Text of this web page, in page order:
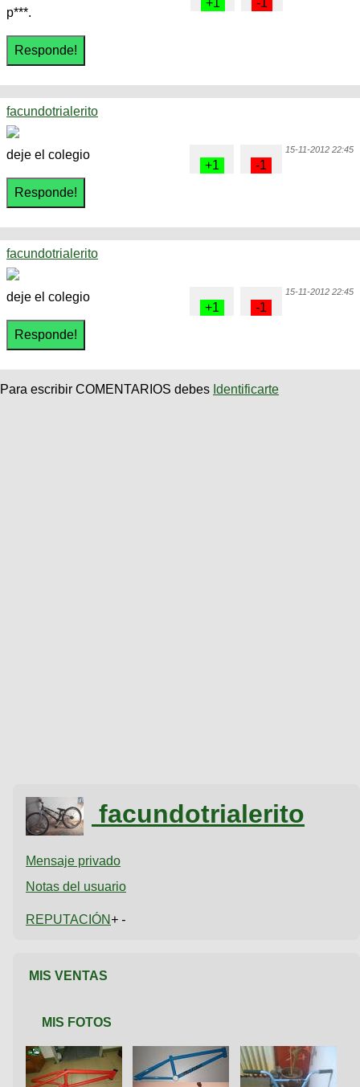
p***.
facundotrialerito
15-11-2012 22:45
deje el colegio
facundotrialerito
15-11-2012 22:45
deje el colegio
Para escribir COMENTARIOS debes Identificarte
facundotrialerito
Mensaje privado
Notas del usuario
REPUTACIÓN + -
MIS VENTAS
MIS FOTOS